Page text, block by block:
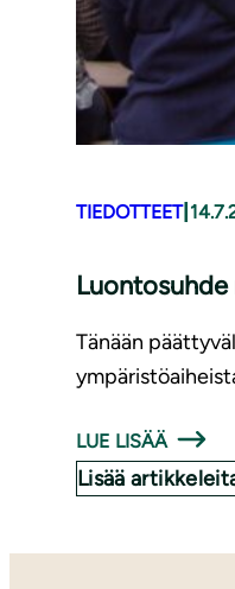
TIEDOTTEET|
Tänään
LUE LISÄÄ
Lisää